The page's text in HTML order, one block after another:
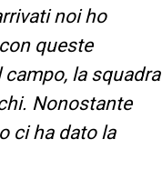
noi ho
queste
la squadra
Nonostante
ci ha dato la